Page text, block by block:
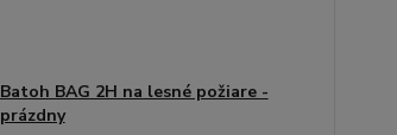
Batoh BAG 2H na lesné požiare -
prázdny